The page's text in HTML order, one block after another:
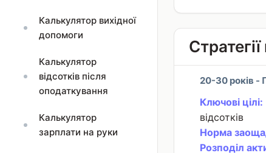
Калькулятор вихідної
допомоги
Калькулятор
відсотків після
оподаткування
Калькулятор
зарплати на руки
20-30 років -
Ключові цілі:
відсотків
Норма
Розподіл